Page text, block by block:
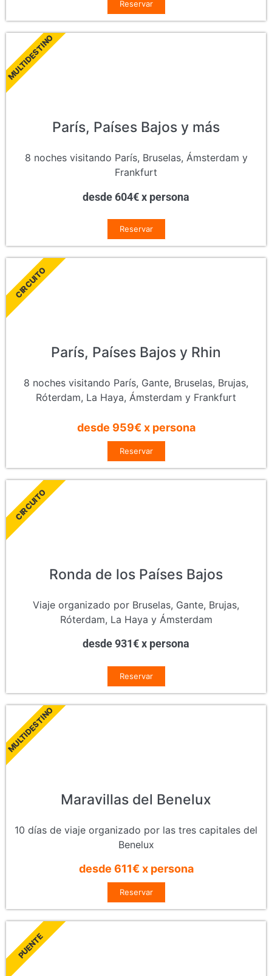
Reservar
París, Países Bajos y más
8 noches visitando París, Bruselas, Ámsterdam y
Frankfurt
desde 604€ x persona
Reservar
MULTIDESTINO
París, Países Bajos y Rhin
8 noches visitando París, Gante, Bruselas, Brujas,
Róterdam, La Haya, Ámsterdam y Frankfurt
desde 959€ x persona
Reservar
CIRCUITO
Ronda de los Países Bajos
Viaje organizado por Bruselas, Gante, Brujas,
Róterdam, La Haya y Ámsterdam
desde 931€ x persona
Reservar
CIRCUITO
Maravillas del Benelux
10 días de viaje organizado por las tres capitales del
Benelux
desde 611€ x persona
Reservar
MULTIDESTINO
PUENTE